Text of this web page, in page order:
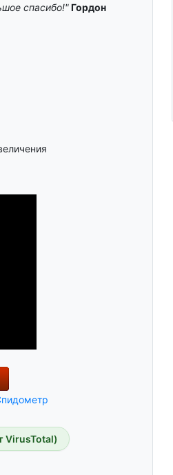
спасибо!"Гордон
VirusTotal)